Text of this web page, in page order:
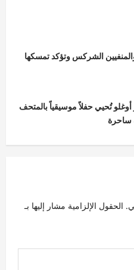
الشركس وتؤكد تمسكها
أوغلو تُحيي حفلاً موسيقياً بالمتحف
ساحرة
الحقول الإلزامية مشار إليها بـ